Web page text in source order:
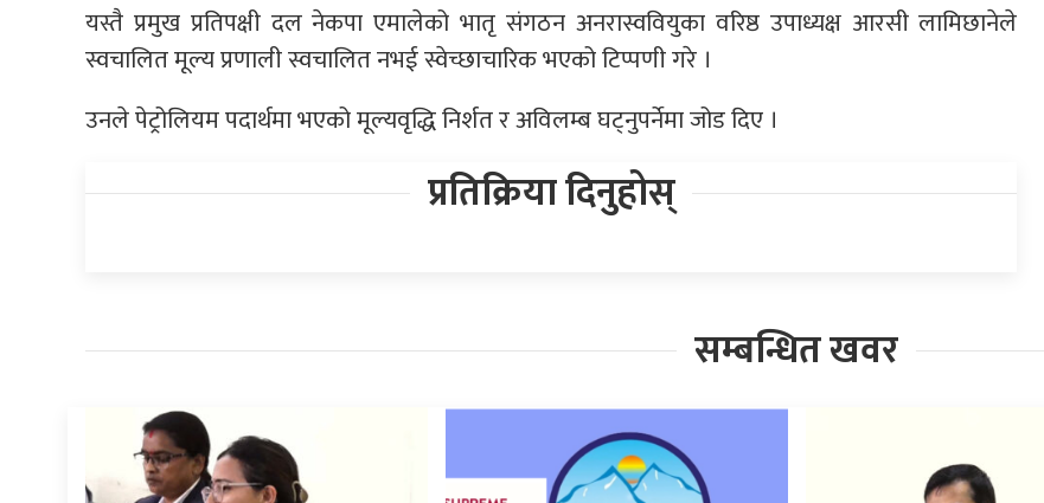
यस्तै प्रमुख प्रतिपक्षी दल नेकपा एमालेको भातृ संगठन अनरास्ववियुका वरिष्ठ उपाध्यक्ष आरसी लामिछानेले
स्वचालित मूल्य प्रणाली स्वचालित नभई स्वेच्छाचारिक भएको टिप्पणी गरे ।
उनले पेट्रोलियम पदार्थमा भएको मूल्यवृद्धि निर्शत र अविलम्ब घट्नुपर्नेमा जोड दिए ।
प्रतिक्रिया दिनुहोस्
सम्बन्धित खवर